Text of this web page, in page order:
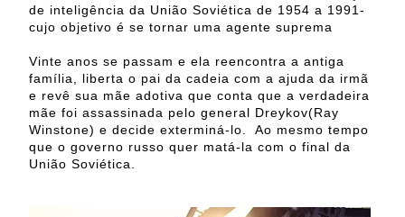
de inteligência da União Soviética de 1954 a 1991-
cujo objetivo é se tornar uma agente suprema
Vinte anos se passam e ela reencontra a antiga
família, liberta o pai da cadeia com a ajuda da irmã
e revê sua mãe adotiva que conta que a verdadeira
mãe foi assassinada pelo general Dreykov(Ray
Winstone) e decide exterminá-lo. Ao mesmo tempo
que o governo russo quer matá-la com o final da
União Soviética.